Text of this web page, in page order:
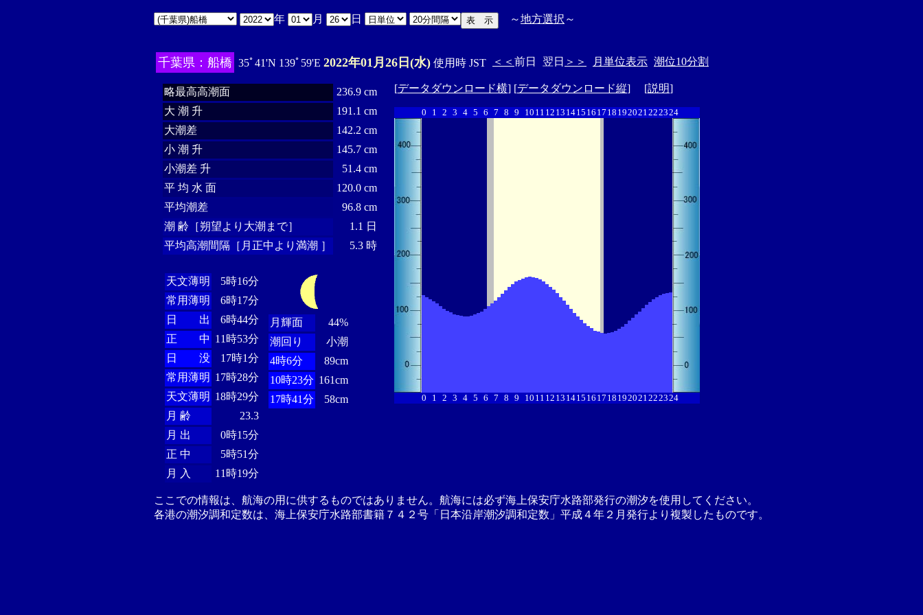
年 月 日 ～地方選択 ～
千葉県：船橋 35ﾟ41'N 139ﾟ59'E 2022年01月26日(水) 使用時 JST ＜＜ 前日 翌日 ＞＞ 月単位表示 潮位10分割
略最高高潮面
236.9 cm
大 潮 升
191.1 cm
大潮差
142.2 cm
小 潮 升
145.7 cm
小潮差 升
51.4 cm
平 均 水 面
120.0 cm
平均潮差
96.8 cm
潮 齢［朔望より大潮まで］
1.1 日
平均高潮間隔［月正中より満潮 ］
5.3 時
天文薄明
5時16分
常用薄明
6時17分
日 出
6時44分
正 中 11時53分
日 没
17時1分
常用薄明 17時28分
天文薄明 18時29分
月 齢
23.3
月 出
0時15分
正 中
5時51分
月 入
11時19分
月輝面
44%
潮回り
小潮
4時6分
89cm
10時23分 161cm
17時41分
58cm
[データダウンロード横] [データダウンロード縦] [説明]
0 1 2 3 4 5 6 7 8 9 10 11 12 13 1415 16 17 18 192021222324
0 1 2 3 4 5 6 7 8 9 10 11 12 13 1415 16 17 18 192021222324
ここでの情報は、航海の用に供するものではありません。航海には必ず海上保安庁水路部発行の潮汐を使用してください。
各港の潮汐調和定数は、海上保安庁水路部書籍７４２号「日本沿岸潮汐調和定数」平成４年２月発行より複製したものです。